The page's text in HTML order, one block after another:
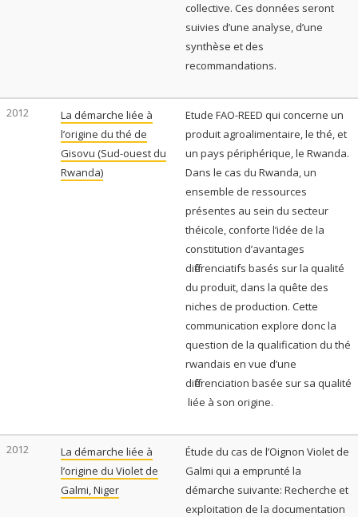
collective. Ces données seront
suivies d’une analyse, d’une
synthèse et des
recommandations.
2012
La démarche liée à
l’origine du thé de
Gisovu (Sud-ouest du
Rwanda)
Etude FAO-REED qui concerne un
produit agroalimentaire, le thé, et
un pays périphérique, le Rwanda.
Dans le cas du Rwanda, un
ensemble de ressources
présentes au sein du secteur
théicole, conforte l’idée de la
constitution d’avantages
différenciatifs basés sur la qualité
du produit, dans la quête des
niches de production. Cette
communication explore donc la
question de la qualification du thé
rwandais en vue d’une
différenciation basée sur sa qualité
liée à son origine.
2012
La démarche liée à
l’origine du Violet de
Galmi, Niger
Étude du cas de l’Oignon Violet de
Galmi qui a emprunté la
démarche suivante: Recherche et
exploitation de la documentation